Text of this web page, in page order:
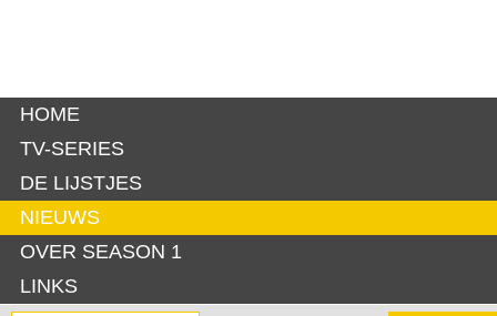
HOME
TV-SERIES
DE LIJSTJES
NIEUWS
OVER SEASON 1
LINKS